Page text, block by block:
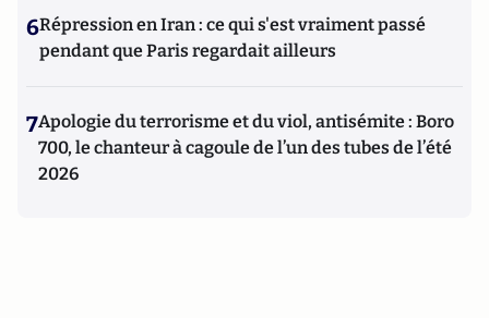
6Répression en Iran : ce qui s'est vraiment passé
pendant que Paris regardait ailleurs
7Apologie du terrorisme et du viol, antisémite : Boro
700, le chanteur à cagoule de l’un des tubes de l’été
2026